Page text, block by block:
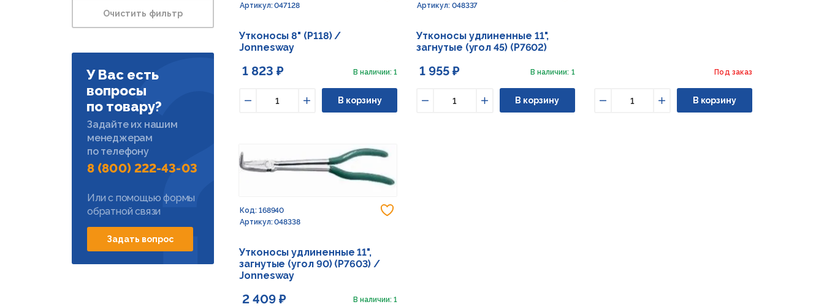
Очистить фильтр
У Вас есть
вопросы
по товару?
Задайте их нашим
менеджерам
по телефону
8 (800) 222-43-03
Или с помощью формы
обратной связи
Задать вопрос
Артикул: 047128
Утконосы 8" (P118) /
Jonnesway
1 823 ₽ В наличии: 1
Увеличить
В корзину
Артикул: 048337
Утконосы удлиненные 11",
загнутые (угол 45) (P7602)
1 955 ₽ В наличии: 1
Увеличить
В корзину
Под заказ
Увеличить
В корзину
Код: 168940
Артикул: 048338
Утконосы удлиненные 11",
загнутые (угол 90) (P7603) /
Jonnesway
2 409 ₽ В наличии: 1